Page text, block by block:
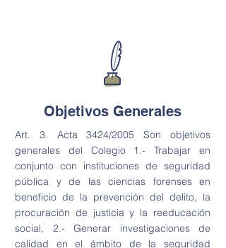
Objetivos Generales
Art. 3. Acta 3424/2005 Son objetivos
generales del Colegio 1.- Trabajar en
conjunto con instituciones de seguridad
pública y de las ciencias forenses en
beneficio de la prevención del delito, la
procuración de justicia y la reeducación
social, 2.- Generar investigaciones de
calidad en el ámbito de la seguridad